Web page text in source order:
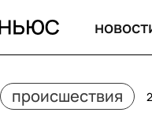
происшествия